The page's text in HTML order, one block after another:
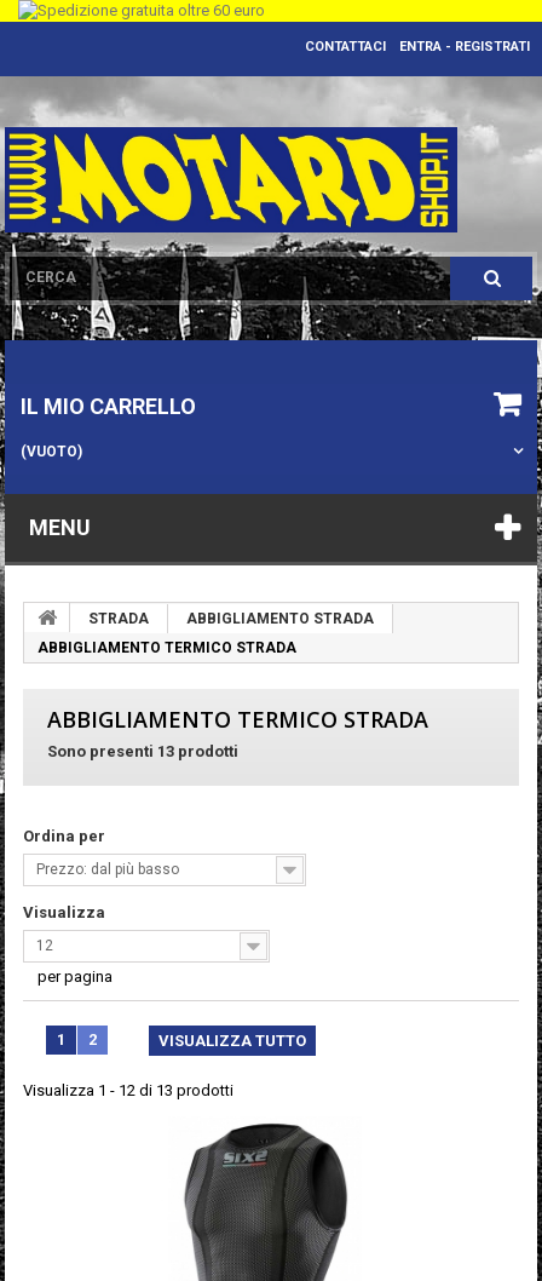
ENTRA - REGISTRATI
CONTATTACI
IL MIO CARRELLO
(VUOTO)
MENU
STRADA
ABBIGLIAMENTO STRADA
ABBIGLIAMENTO TERMICO STRADA
ABBIGLIAMENTO TERMICO STRADA
Sono presenti 13 prodotti
Ordina per
Prezzo: dal più basso
Visualizza
12
per pagina
VISUALIZZA TUTTO
1 2
Visualizza 1 - 12 di 13 prodotti